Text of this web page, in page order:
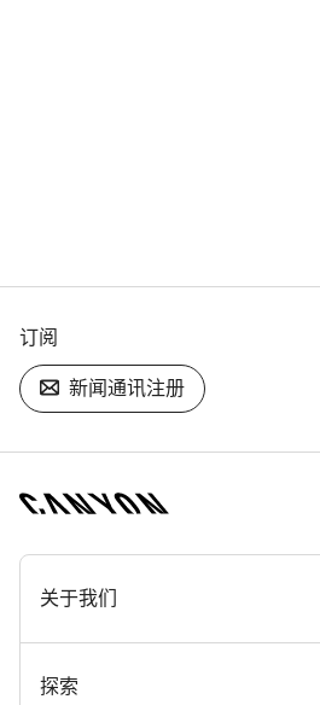
订阅
新闻通讯注册
[footer.linksList.title]
关于我们
奖项
探索